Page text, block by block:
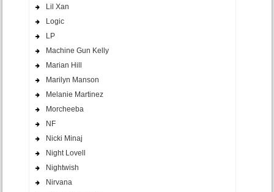
Lil Xan
Logic
LP
Machine Gun Kelly
Marian Hill
Marilyn Manson
Melanie Martinez
Morcheeba
NF
Nicki Minaj
Night Lovell
Nightwish
Nirvana